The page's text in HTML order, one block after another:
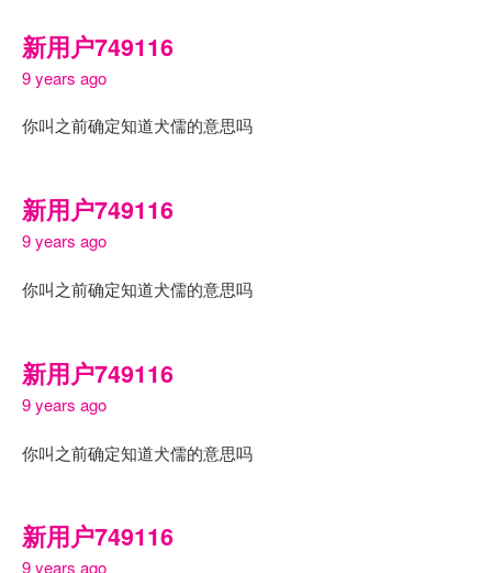
新用户749116
9 years ago
你叫之前确定知道犬儒的意思吗
新用户749116
9 years ago
你叫之前确定知道犬儒的意思吗
新用户749116
9 years ago
你叫之前确定知道犬儒的意思吗
新用户749116
9 years ago